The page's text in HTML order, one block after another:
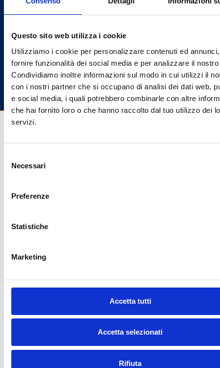
Questo sito web utilizza i cookie
Utilizziamo i cookie per personalizzare contenuti ed
fornire funzionalità dei social media e per analizzare il
Condividiamo inoltre informazioni sul modo in cui utilizzi il
con i nostri partner che si occupano di analisi dei dati web,
e social media, i quali potrebbero combinarle con altre
che hai fornito loro o che hanno raccolto dal tuo utilizzo dei
servizi.
delNecessari
Preferenze
Statistiche
Marketing
Accetta tutti
Accetta selezionati
Rifiuta
Sviluppo software custom
App mobile
Iscriviti alla nostra newsletter per ricevere le ultime novità da
EasytechGroup
ISCRIVITI ORA